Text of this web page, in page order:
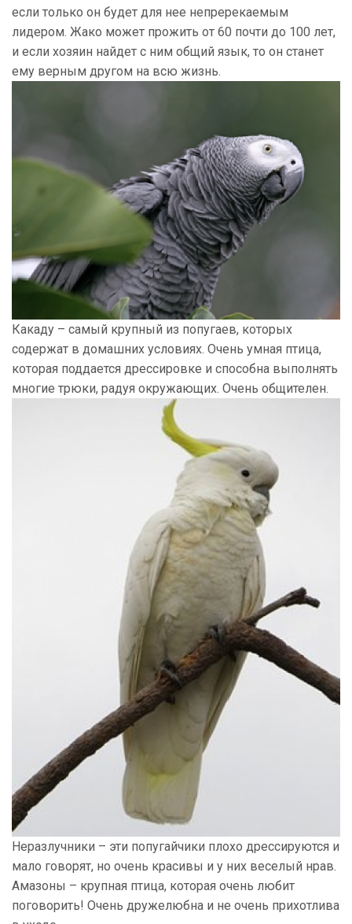
если только он будет для нее непререкаемым
лидером. Жако может прожить от 60 почти до 100 лет,
и если хозяин найдет с ним общий язык, то он станет
ему верным другом на всю жизнь.
Какаду – самый крупный из попугаев, которых
содержат в домашних условиях. Очень умная птица,
которая поддается дрессировке и способна выполнять
многие трюки, радуя окружающих. Очень общителен.
Неразлучники – эти попугайчики плохо дрессируются и
мало говорят, но очень красивы и у них веселый нрав.
Амазоны – крупная птица, которая очень любит
поговорить! Очень дружелюбна и не очень прихотлива